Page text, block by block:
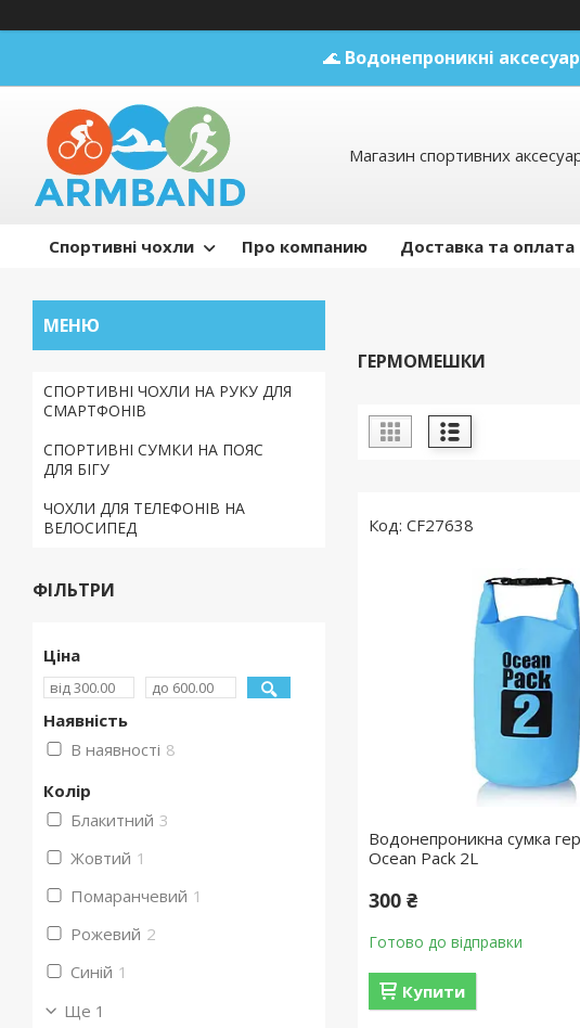
🌊 Водонепроникні
Магазин спортивних
Спортивні чохли Про компанию Доставка та оплата
ГЕРМОМЕШКИ
CF27638
Водонепроникна сумка
Ocean Pack 2L
300 ₴
Готово до відправки
Купити
СПОРТИВНІ ЧОХЛИ НА РУКУ ДЛЯ
СМАРТФОНІВ
СПОРТИВНІ СУМКИ НА ПОЯС
ДЛЯ БІГУ
ЧОХЛИ ДЛЯ ТЕЛЕФОНІВ НА
ВЕЛОСИПЕД
ФІЛЬТРИ
Ціна
Наявність
В наявності 8
Колір
Блакитний 3
Жовтий 1
Помаранчевий 1
Рожевий 2
Синій 1
Ще 1